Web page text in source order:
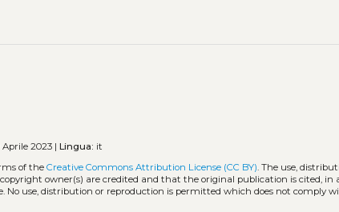
Aprile 2023 |Lingua: it
of theCreative Commons Attribution License (CC BY). The use,
owner(s) are credited and that the original publication is cited, in
No use, distribution or reproduction is permitted which does not comply